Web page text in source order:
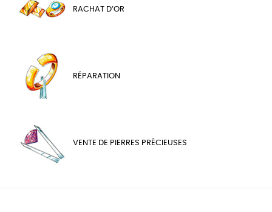
RACHAT D’OR
RÉPARATION
VENTE DE PIERRES PRÉCIEUSES